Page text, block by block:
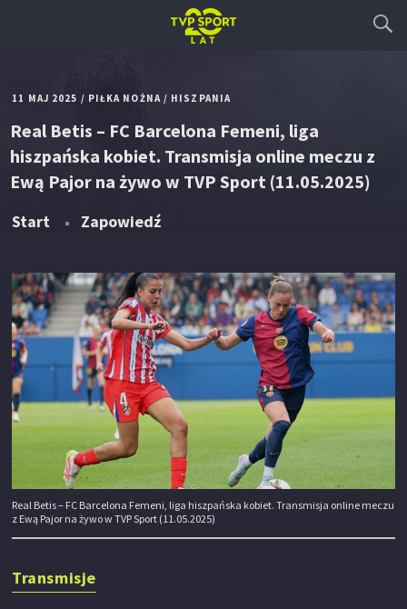
11 MAJ 2025 / PIŁKA NOŻNA/ HISZPANIA
Real Betis – FC Barcelona Femeni, liga
hiszpańska kobiet. Transmisja online meczu z
Ewą Pajor na żywo w TVP Sport (11.05.2025)
Start Zapowiedź
Real Betis – FC Barcelona Femeni, liga hiszpańska kobiet. Transmisja online meczu
z Ewą Pajor na żywo w TVP Sport (11.05.2025)
Transmisje